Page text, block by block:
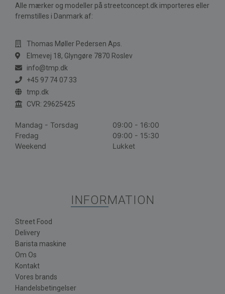
Alle mærker og modeller på streetconcept.dk importeres eller
fremstilles i Danmark af:
Thomas Møller Pedersen Aps.
Elmevej 18, Glyngøre 7870 Roslev
info@tmp.dk
+45 97 74 07 33
tmp.dk
CVR: 29625425
Mandag - Torsdag
09:00 - 16:00
Fredag
09:00 - 15:30
Weekend
Lukket
INFORMATION
Street Food
Delivery
Barista maskine
Om Os
Kontakt
Vores brands
Handelsbetingelser